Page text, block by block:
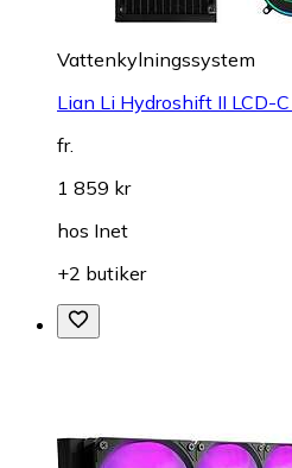
Vattenkylningssystem
Lian Li Hydroshift II LCD-
fr.
1 859 kr
hos Inet
+2 butiker